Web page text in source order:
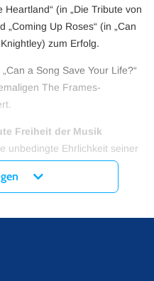
Heartland“ (in „Die Tribute von
„Coming Up Roses“ (in „Can
zum Erfolg.
a Song Save Your Life?“
The Frames-
Freiheit der Musik
unbedingte Ehrlichkeit seiner
stellen, sondern muss
ehrlicher ist als alles,